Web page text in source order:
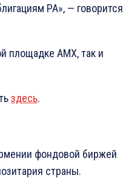
РА», — говорится
площадке АМХ, так и
здесь.
фондовой биржей
страны.